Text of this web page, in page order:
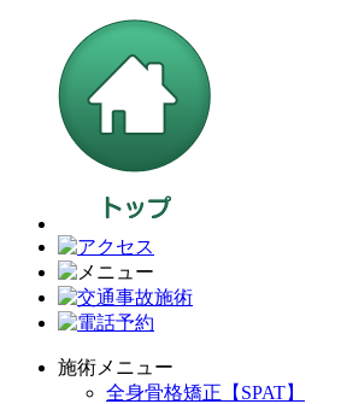
施術メニュー
全身骨格矯正【SPAT】